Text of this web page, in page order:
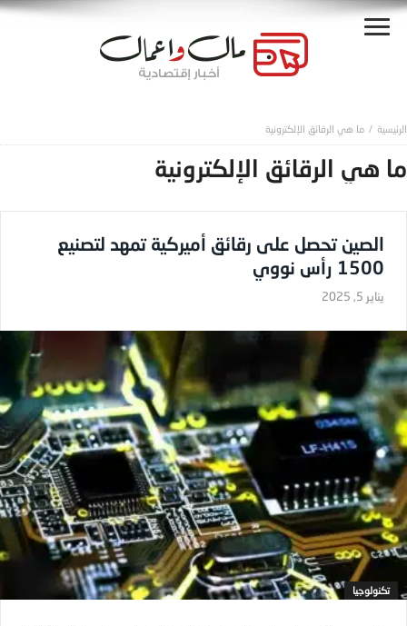
ما هي الرقائق الإلكترونية
ما هي الرقائق الإلكترونية
الصين تحصل على رقائق أميركية تمهد لتصنيع
1500 رأس نووي
يناير 5, 2025
تكنولوجيا